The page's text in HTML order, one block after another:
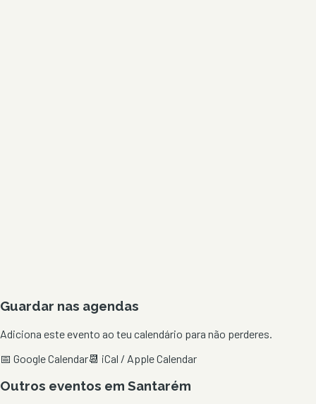
Guardar nas agendas
Adiciona este evento ao teu calendário para não perderes.
📅 Google Calendar📆 iCal / Apple Calendar
Outros eventos em Santarém